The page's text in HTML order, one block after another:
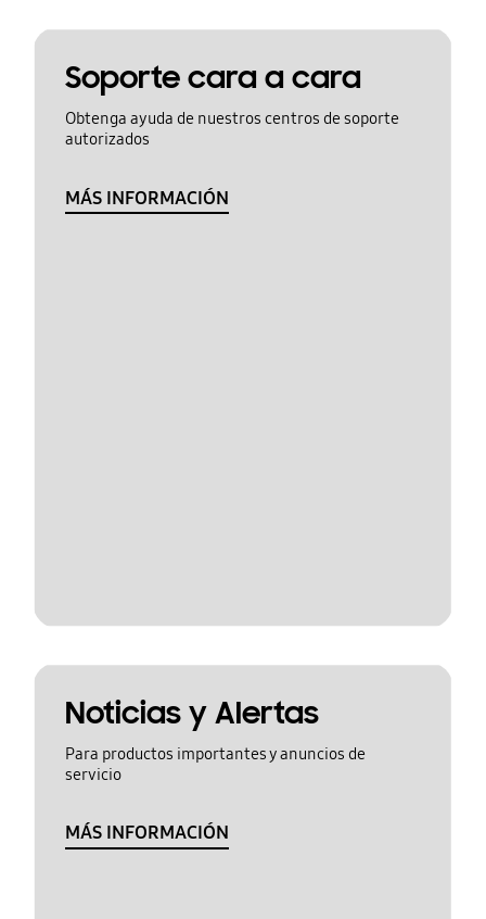
Soporte cara a cara
Obtenga ayuda de nuestros centros de soporte
autorizados
MÁS INFORMACIÓN
Noticias y Alertas
Para productos importantes y anuncios de
servicio
MÁS INFORMACIÓN